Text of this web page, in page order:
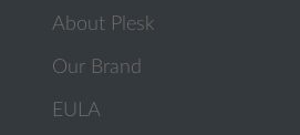
About Plesk
Our Brand
EULA